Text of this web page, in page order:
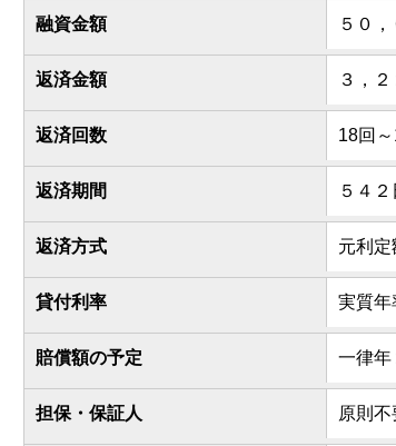
融資金額 ５０
返済金額 ３，
返済回数 18回～
返済期間 ５４
返済方式 元利
貸付利率 実質年
賠償額の予定 一律年
担保・保証人 原則不